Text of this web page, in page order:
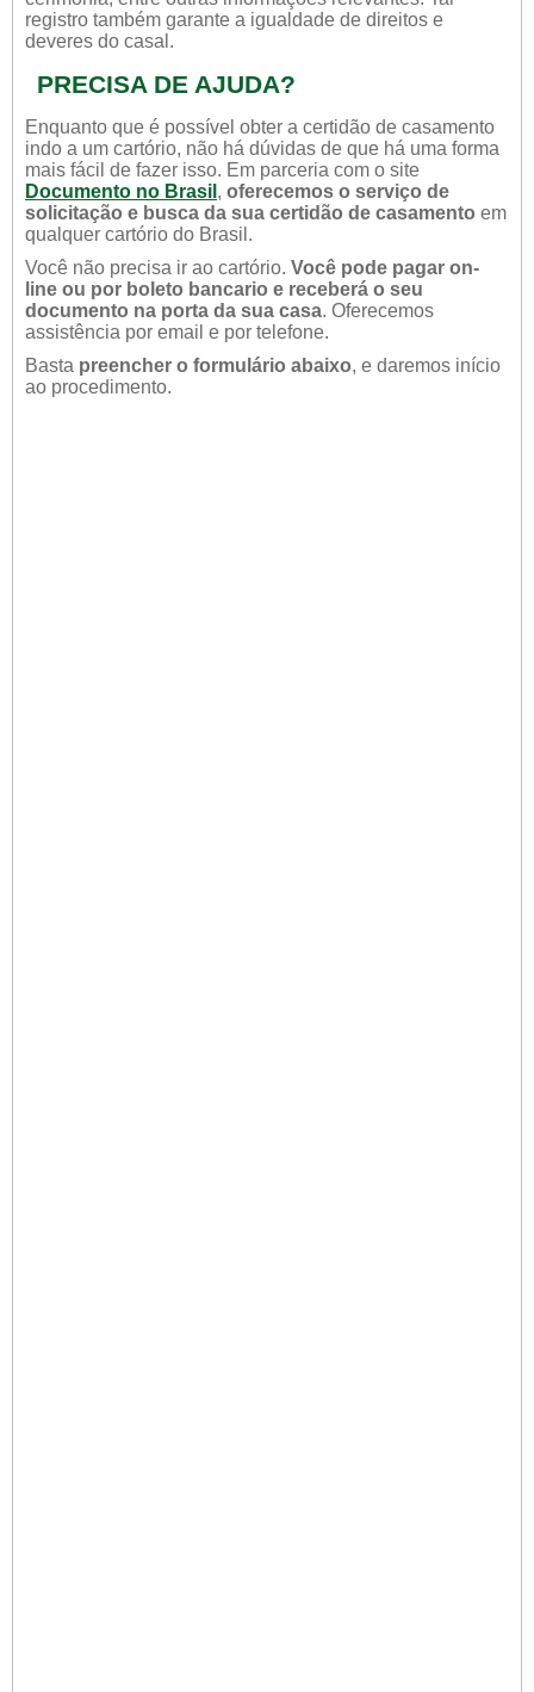
registro também garante a igualdade de direitos e
deveres do casal.
PRECISA DE AJUDA?
Enquanto que é possível obter a certidão de casamento
indo a um cartório, não há dúvidas de que há uma forma
mais fácil de fazer isso. Em parceria com o site
Documento no Brasil , oferecemos o serviço de
solicitação e busca da sua certidão de casamento em
qualquer cartório do Brasil.
Você não precisa ir ao cartório. Você pode pagar on-
line ou por boleto bancario e receberá o seu
documento na porta da sua casa. Oferecemos
assistência por email e por telefone.
Basta preencher o formulário abaixo, e daremos início
ao procedimento.